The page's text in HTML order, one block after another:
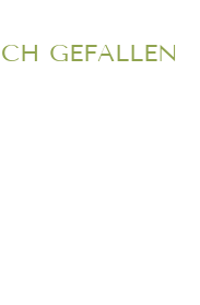
GEFALLEN